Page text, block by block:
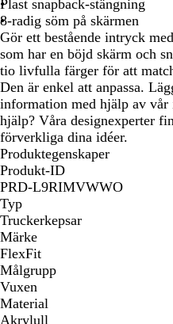
l
å
n
e
r
a
d
l
a
B
l
å
o
s
a
Plast snapback-stängning
8-radig söm på skärmen
Gör ett bestående intryck
som har en böjd skärm och
tio livfulla färger för att
Den är enkel att anpassa.
information med hjälp av
hjälp? Våra designexperter
förverkliga dina idéer.
Produktegenskaper
Produkt-ID
PRD-L9RIMVWWO
Typ
Truckerkepsar
Märke
FlexFit
Målgrupp
Vuxen
Material
Akrylull